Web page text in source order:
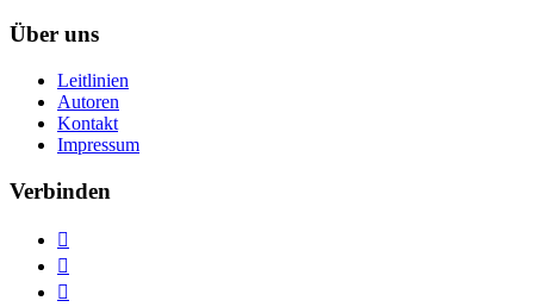
Über uns
Leitlinien
Autoren
Kontakt
Impressum
Verbinden


